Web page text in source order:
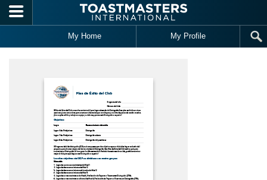
Skip to main content
My Home My Profile